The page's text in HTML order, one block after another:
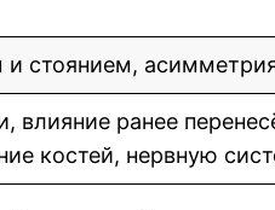
стоянием,
влияние ранее
костей, нервную